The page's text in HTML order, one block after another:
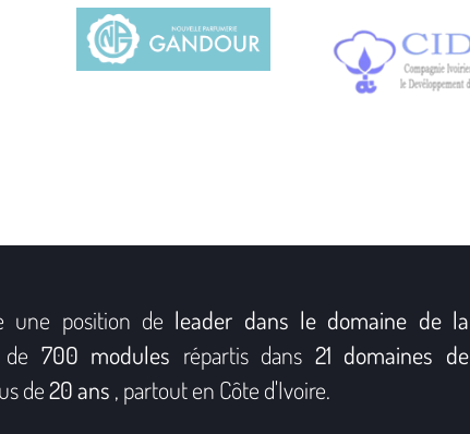
une position de leader dans le domaine de la
700 modules répartis dans 21 domaines de
de20 ans , partout en Côte d'Ivoire.